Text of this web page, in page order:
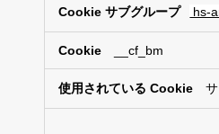
hs-
__cf_bm